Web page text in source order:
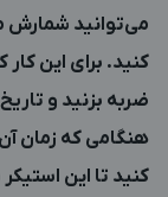
می‌توانید شمارش
کنید. برای این
ضربه بزنید و
کنید تا این